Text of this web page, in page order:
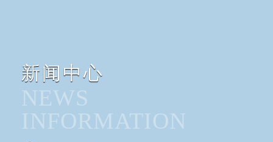
新闻中心
NEWS
INFORMATION